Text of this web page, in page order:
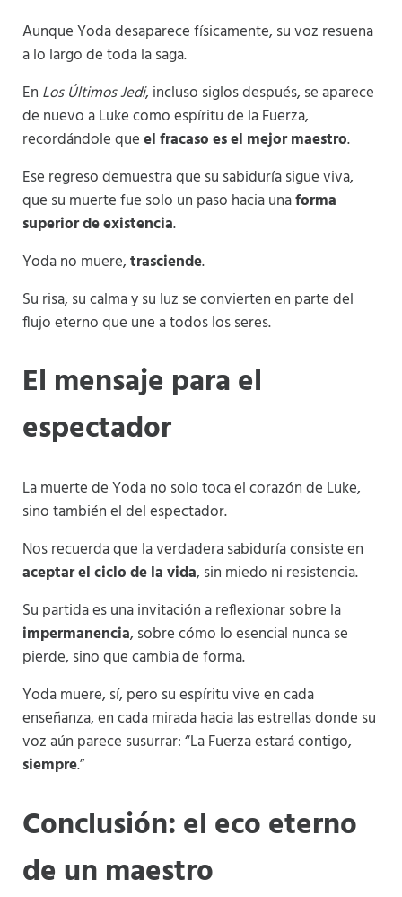
Aunque Yoda desaparece físicamente, su voz resuena
a lo largo de toda la saga.
En Los Últimos Jedi, incluso siglos después, se aparece
de nuevo a Luke como espíritu de la Fuerza,
recordándole queel fracaso es el mejor maestro.
Ese regreso demuestra que su sabiduría sigue viva,
que su muerte fue solo un paso hacia unaforma
superior de existencia.
Yoda no muere,trasciende.
Su risa, su calma y su luz se convierten en parte del
flujo eterno que une a todos los seres.
El mensaje para el
espectador
La muerte de Yoda no solo toca el corazón de Luke,
sino también el del espectador.
Nos recuerda que la verdadera sabiduría consiste en
aceptar el ciclo de la vida, sin miedo ni resistencia.
Su partida es una invitación a reflexionar sobre la
impermanencia, sobre cómo lo esencial nunca se
pierde, sino que cambia de forma.
Yoda muere, sí, pero su espíritu vive en cada
enseñanza, en cada mirada hacia las estrellas donde su
voz aún parece susurrar: “La Fuerza estará contigo,
siempre.”
Conclusión: el eco eterno
de un maestro